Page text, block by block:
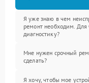
Я уже знаю в чем
ремонт необходим. Для
диагностику?
Мне нужен срочный
сделать?
Я хочу, чтобы мое